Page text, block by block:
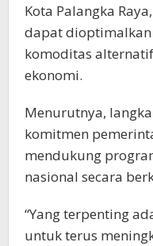
Kota Palangka
dapat
komoditas
ekonomi.
Menurutnya,
komitmen
mendukung
nasional secara
“Yang terpenting
untuk terus